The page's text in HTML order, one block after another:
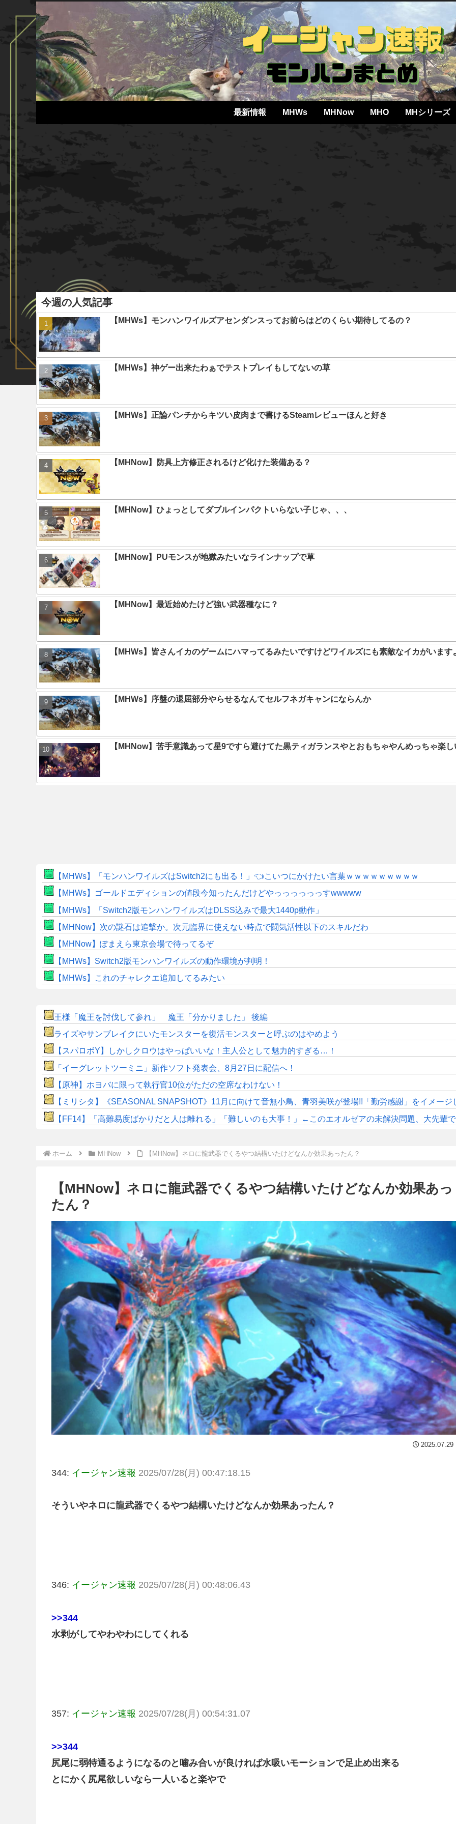
最新情報 MHWs MHNow MHO MHシリーズ
今週の人気記事
【MHWs】モンハンワイルズアセンダンスってお前らはどのくらい期待してるの？
【MHWs】神ゲー出来たわぁでテストプレイもしてないの草
【MHWs】正論パンチからキツい皮肉まで書けるSteamレビューほんと好き
【MHNow】防具上方修正されるけど化けた装備ある？
【MHNow】ひょっとしてダブルインパクトいらない子じゃ、、、
【MHNow】PUモンスが地獄みたいなラインナップで草
【MHNow】最近始めたけど強い武器種なに？
【MHWs】皆さんイカのゲームにハマってるみたいですけどワイルズにも素敵なイカがいます
【MHWs】序盤の退屈部分やらせるなんてセルフネガキャンにならんか
【MHNow】苦手意識あって星9ですら避けてた黒ティガランスやとおもちゃやんめっちゃ楽し
【MHWs】「モンハンワイルズはSwitch2にも出る！」👈こいつにかけたい言葉ｗｗｗｗｗｗｗｗｗ
【MHWs】ゴールドエディションの値段今知ったんだけどやっっっっっっすwwwww
【MHWs】「Switch2版モンハンワイルズはDLSS込みで最大1440p動作」
【MHNow】次の謎石は追撃か。次元臨界に使えない時点で闘気活性以下のスキルだわ
【MHNow】ぽまえら東京会場で待ってるぞ
【MHWs】Switch2版モンハンワイルズの動作環境が判明！
【MHWs】これのチャレクエ追加してるみたい
王様「魔王を討伐して参れ」 魔王「分かりました」 後編
ライズやサンブレイクにいたモンスターを復活モンスターと呼ぶのはやめよう
【スパロボY】しかしクロウはやっぱいいな！主人公として魅力的すぎる…！
「イーグレットツーミニ」新作ソフト発表会、8月27日に配信へ！
【原神】ホヨバに限って執行官10位がただの空席なわけない！
【ミリシタ】《SEASONAL SNAPSHOT》11月に向けて音無小鳥、青羽美咲が登場!!「勤労感謝」をイメージ
【FF14】「高難易度ばかりだと人は離れる」「難しいのも大事！」←このエオルゼアの未解決問題、大先輩
ホーム MHNow 【MHNow】ネロに龍武器でくるやつ結構いたけどなんか効果あったん？
【MHNow】ネロに龍武器でくるやつ結構いたけどなんか効果あっ
たん？
2025.07.29
344: イージャン速報 2025/07/28(月) 00:47:18.15
そういやネロに龍武器でくるやつ結構いたけどなんか効果あったん？
346: イージャン速報 2025/07/28(月) 00:48:06.43
>>344
水剥がしてやわやわにしてくれる
357: イージャン速報 2025/07/28(月) 00:54:31.07
>>344
尻尾に弱特通るようになるのと噛み合いが良ければ水吸いモーションで足止め出来る
とにかく尻尾欲しいなら一人いると楽やで